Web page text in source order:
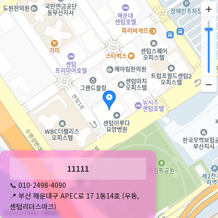
11111
📞 010-2498-4090
📍 부산 해운대구 APEC로 17 1동14호 (우동,
센텀리더스마크)